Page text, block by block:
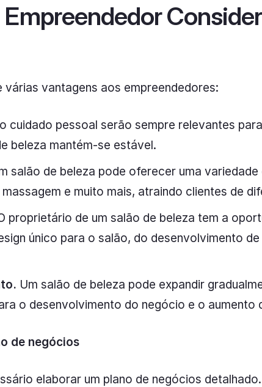
vantagens aos empreendedores:
cuidado pessoal serão sempre relevantes
beleza mantém-se estável.
salão de beleza pode oferecer uma
e muito mais, atraindo clientes de
proprietário de um salão de beleza tem a
único para o salão, do desenvolvimento
Um salão de beleza pode expandir
o desenvolvimento do negócio e o aumento
de negócios
elaborar um plano de negócios